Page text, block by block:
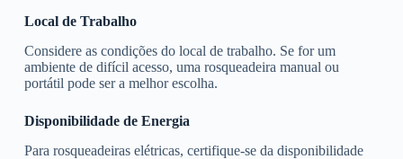
Local de Trabalho
Considere as condições do local de trabalho. Se for um
ambiente de difícil acesso, uma rosqueadeira manual ou
portátil pode ser a melhor escolha.
Disponibilidade de Energia
Para rosqueadeiras elétricas, certifique-se da disponibilidade